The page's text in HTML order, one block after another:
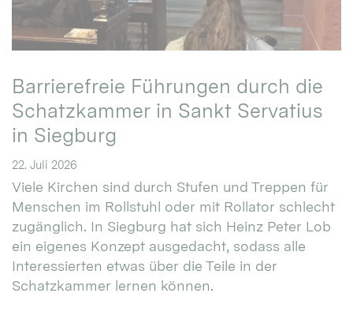
Barrierefreie Führungen durch die
Schatzkammer in Sankt Servatius
in Siegburg
22. Juli 2026
Viele Kirchen sind durch Stufen und Treppen für
Menschen im Rollstuhl oder mit Rollator schlecht
zugänglich. In Siegburg hat sich Heinz Peter Lob
ein eigenes Konzept ausgedacht, sodass alle
Interessierten etwas über die Teile in der
Schatzkammer lernen können.